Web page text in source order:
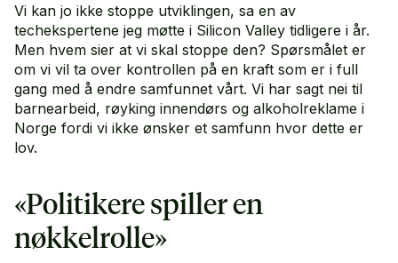
Vi kan jo ikke stoppe utviklingen, sa en av
techekspertene jeg møtte i Silicon Valley tidligere i år.
Men hvem sier at vi skal stoppe den? Spørsmålet er
om vi vil ta over kontrollen på en kraft som er i full
gang med å endre samfunnet vårt. Vi har sagt nei til
barnearbeid, røyking innendørs og alkoholreklame i
Norge fordi vi ikke ønsker et samfunn hvor dette er
lov.
«Politikere spiller en
nøkkelrolle»